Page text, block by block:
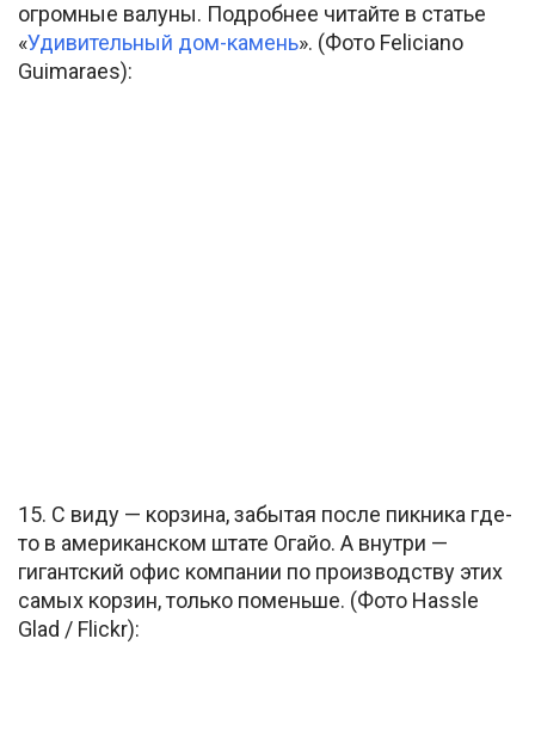
огромные валуны. Подробнее читайте в статье
«Удивительный дом-камень». (Фото Feliciano
Guimaraes):
15. С виду — корзина, забытая после пикника где-
то в американском штате Огайо. А внутри —
гигантский офис компании по производству этих
самых корзин, только поменьше. (Фото Hassle
Glad / Flickr):